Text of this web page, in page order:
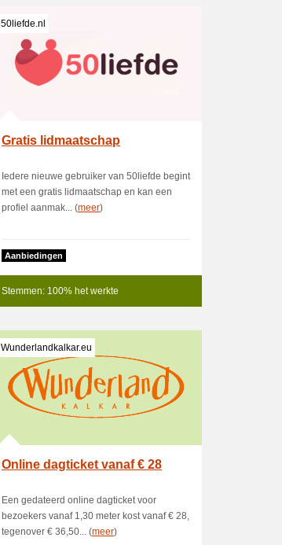
50liefde.nl
Gratis lidmaatschap
Iedere nieuwe gebruiker van 50liefde begint
met een gratis lidmaatschap en kan een
profiel aanmak... (meer)
Aanbiedingen
Stemmen: 100% het werkte
Wunderlandkalkar.eu
Online dagticket vanaf € 28
Een gedateerd online dagticket voor
bezoekers vanaf 1,30 meter kost vanaf € 28,
tegenover € 36,50... (meer)